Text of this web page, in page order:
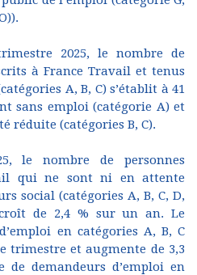
2025, le nombre de
à France Travail et tenus
A, B, C) s’établit à 41
sans emploi (catégorie A) et
réduite (catégories B, C).
le nombre de personnes
qui ne sont ni en attente
social (catégories A, B, C, D,
de 2,4 % sur un an. Le
en catégories A, B, C
trimestre et augmente de 3,3
demandeurs d’emploi en